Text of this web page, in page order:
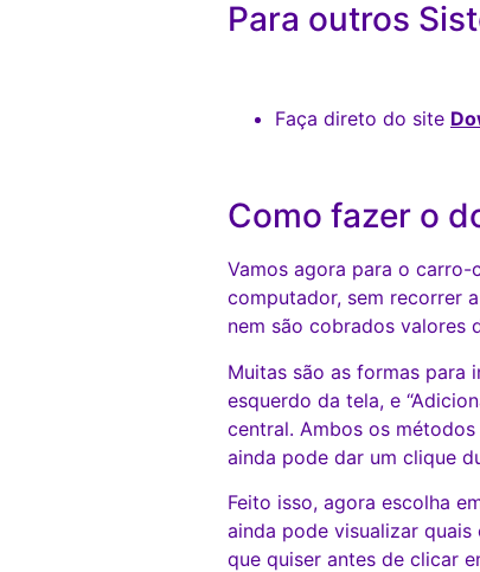
Para outros
Faça direto do site
Como fazer o
Vamos agora para o
computador, sem recorrer
nem são cobrados valores
Muitas são as formas para
esquerdo da tela, e
central. Ambos os
ainda pode dar um clique
Feito isso, agora escolha
ainda pode visualizar
que quiser antes de clicar